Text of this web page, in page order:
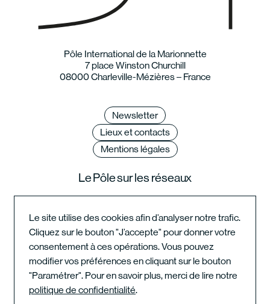
Le site utilise des cookies afin d’analyser notre trafic.
Cliquez sur le bouton "J’accepte" pour donner votre
consentement à ces opérations. Vous pouvez
modifier vos préférences en cliquant sur le bouton
"Paramétrer". Pour en savoir plus, merci de lire notre
politique de confidentialité.
Pôle International de la Marionnette
7 place Winston Churchill
08000 Charleville-Mézières – France
Newsletter
Lieux et contacts
Mentions légales
Le Pôle sur les réseaux
Instagram du festival
Instagram de l'école